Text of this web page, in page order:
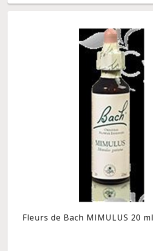
Fleurs de Bach MIMULUS 20 ml